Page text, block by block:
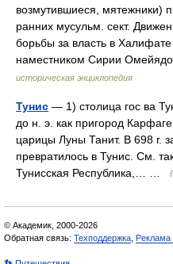
возмутившиеся, мятежники)
ранних мусульм. сект.
борьбы за власть в
наместником Сирии
историческая энциклопедия
Тунис — 1) столица гос ва
до н. э. как пригород
царицы Луны Танит. В 698 г.
превратилось в Тунис. См.
Тунисская Республика,… …
© Академик, 2000-2026
Обратная связь: Техподдержка Реклама